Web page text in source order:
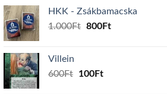
160Ft.150Ft.
HKK - Zsákbamacska
1.000Ft Original
800FtCurrent
Villein
600Ft
Original
100FtCurrent